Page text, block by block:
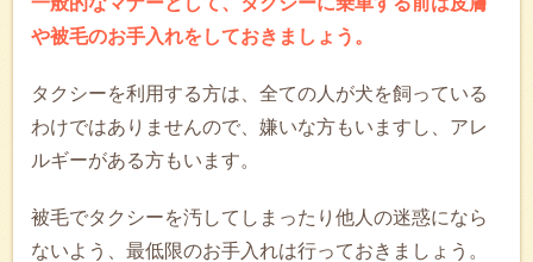
や被毛のお手入れをしておきましょう。
タクシーを利用する方は、全ての人が犬を飼っている
わけではありませんので、嫌いな方もいますし、アレ
ルギーがある方もいます。
被毛でタクシーを汚してしまったり他人の迷惑になら
ないよう、最低限のお手入れは行っておきましょう。